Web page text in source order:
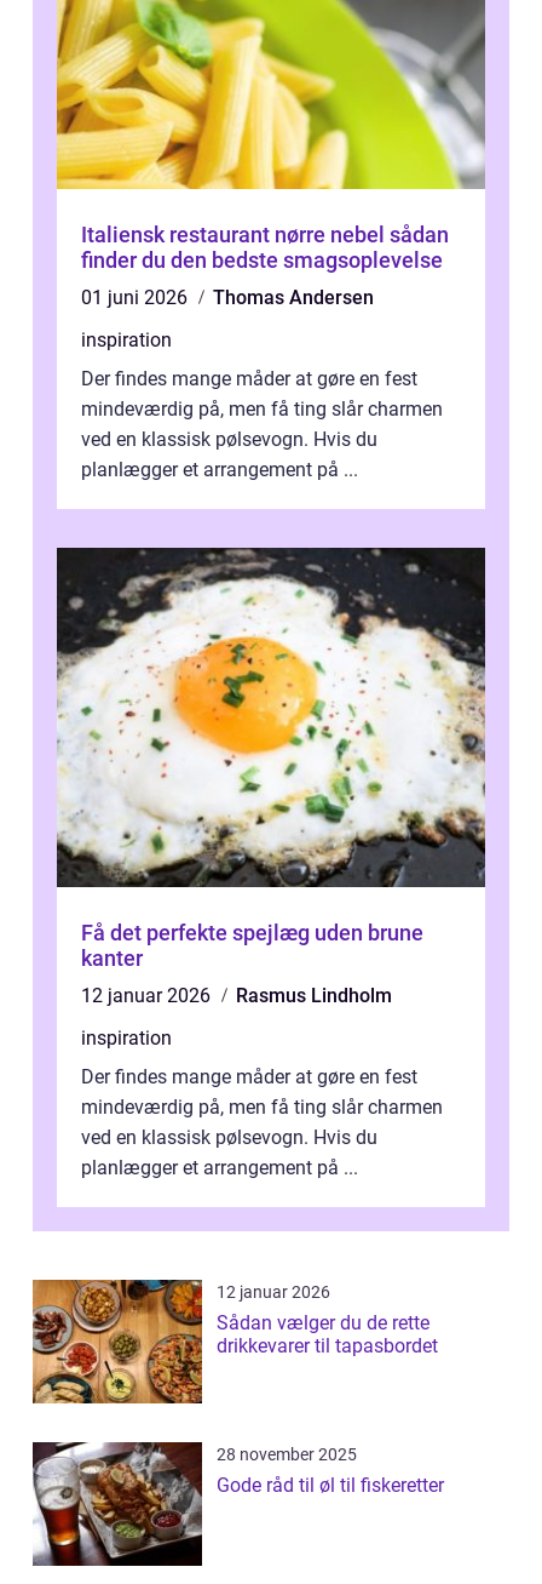
Italiensk restaurant nørre nebel sådan
finder du den bedste smagsoplevelse
01 juni 2026
Thomas Andersen
inspiration
Der findes mange måder at gøre en fest
mindeværdig på, men få ting slår charmen
ved en klassisk pølsevogn. Hvis du
planlægger et arrangement på ...
Få det perfekte spejlæg uden brune
kanter
12 januar 2026
Rasmus Lindholm
inspiration
Der findes mange måder at gøre en fest
mindeværdig på, men få ting slår charmen
ved en klassisk pølsevogn. Hvis du
planlægger et arrangement på ...
12 januar 2026
Sådan vælger du de rette
drikkevarer til tapasbordet
28 november 2025
Gode råd til øl til fiskeretter